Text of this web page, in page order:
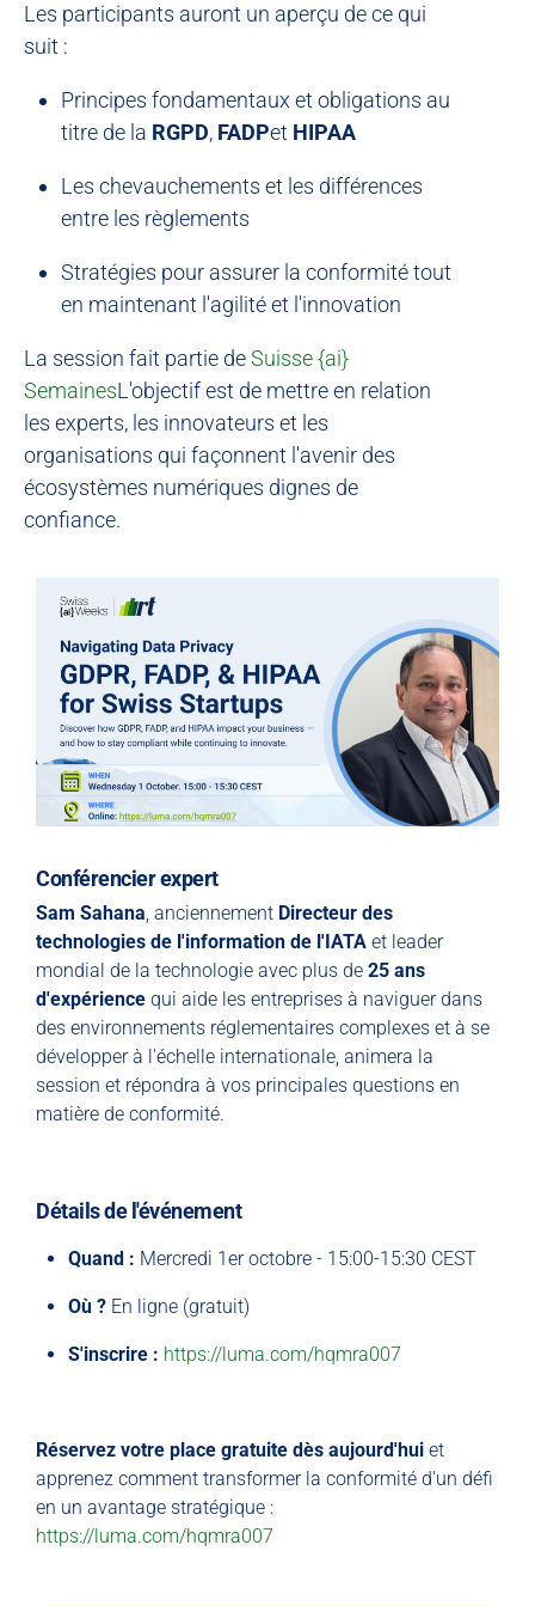
Les participants auront un aperçu de ce qui
suit :
Principes fondamentaux et obligations au
titre de la RGPD, FADPet HIPAA
Les chevauchements et les différences
entre les règlements
Stratégies pour assurer la conformité tout
en maintenant l'agilité et l'innovation
La session fait partie deSuisse {ai}
SemainesL'objectif est de mettre en relation
les experts, les innovateurs et les
organisations qui façonnent l'avenir des
écosystèmes numériques dignes de
confiance.
Conférencier expert
Sam Sahana, anciennement Directeur des
technologies de l'information de l'IATA et leader
mondial de la technologie avec plus de 25 ans
d'expérience qui aide les entreprises à naviguer dans
des environnements réglementaires complexes et à se
développer à l'échelle internationale, animera la
session et répondra à vos principales questions en
matière de conformité.
Détails de l'événement
Quand : Mercredi 1er octobre - 15:00-15:30 CEST
Où ? En ligne (gratuit)
S'inscrire : https://luma.com/hqmra007
Réservez votre place gratuite dès aujourd'hui et
apprenez comment transformer la conformité d'un défi
en un avantage stratégique :
https://luma.com/hqmra007